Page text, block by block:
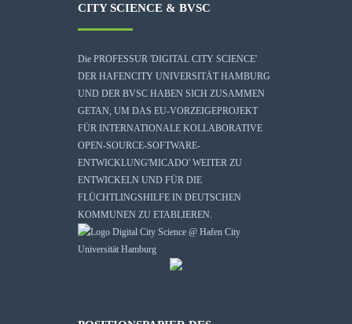
CITY SCIENCE & BVSC
Die PROFESSUR 'DIGITAL CITY SCIENCE'
DER HAFENCITY UNIVERSITÄT HAMBURG
UND DER BVSC HABEN SICH ZUSAMMEN
GETAN, UM DAS EU-VORZEIGEPROJEKT
FÜR INTERNATIONALE KOLLABORATIVE
OPEN-SOURCE-SOFTWARE-
ENTWICKLUNG'MICADO' WEITER ZU
ENTWICKELN UND FÜR DIE
FLÜCHTLINGSHILFE IN DEUTSCHEN
KOMMUNEN ZU ETABLIEREN.